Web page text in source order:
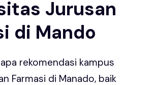
Jurusan
di Mando
rekomendasi kampus
Farmasi di Manado, baik